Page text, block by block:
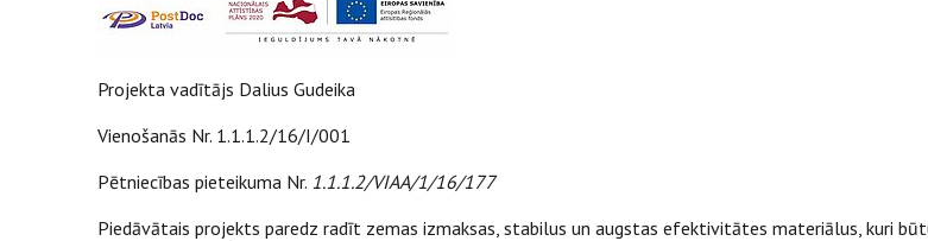
Projekta vadītājs Dalius Gudeika
Vienošanās Nr. 1.1.1.2/16/I/001
Pētniecības pieteikuma Nr. 1.1.1.2/VIAA/1/16/177
Piedāvātais projekts paredz radīt zemas izmaksas, stabilus un augstas efektivitātes materiālus, kuri